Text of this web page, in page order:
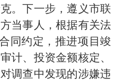
。下一步，遵义市联
当事人，根据有关法
同约定，推进项目竣
计、投资金额核定、
调查中发现的涉嫌违